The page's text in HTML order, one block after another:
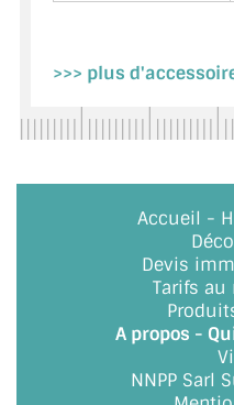
>>> plus
Accueil -
Devis
Tarifs au
A propos -
NNPP Sarl